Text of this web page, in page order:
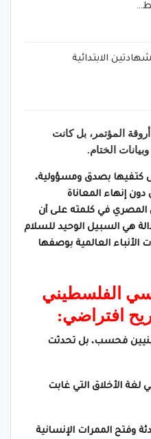
الابتدائية
المؤتمر، بل كانت
الختام.
كتفيها بصدق ومسؤولية،
إنهاء المعاناة
في كلمته على أن
هي السبيل الوحيد للسلام
الأنباء العالمية بوصفها
الفلسطيني
افتراضي:
فحسب، بل تحدثت
الأخلاق التي غابت
وفتح الممرات الإنسانية